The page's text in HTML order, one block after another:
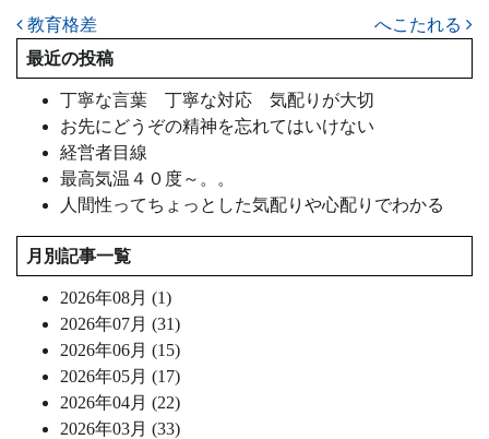
投稿ナビゲーション
教育格差
へこたれる
最近の投稿
丁寧な言葉 丁寧な対応 気配りが大切
お先にどうぞの精神を忘れてはいけない
経営者目線
最高気温４０度～。。
人間性ってちょっとした気配りや心配りでわかる
月別記事一覧
2026年08月 (1)
2026年07月 (31)
2026年06月 (15)
2026年05月 (17)
2026年04月 (22)
2026年03月 (33)